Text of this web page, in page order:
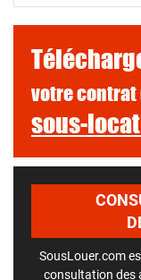
votre contrat
sous-
SousLouer.com
consultation des